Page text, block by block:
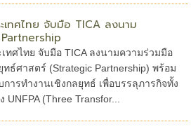
เทศไทย จับมือ TICA ลงนาม
เทศไทย จับมือ TICA ลงนามความร่วมมือ
ธ์ศาสตร์ (Strategic Partnership) พร้อม
ารทำงานเชิงกลยุทธ์ เพื่อบรรลุภารกิจทั้ง
(Three Transfor...